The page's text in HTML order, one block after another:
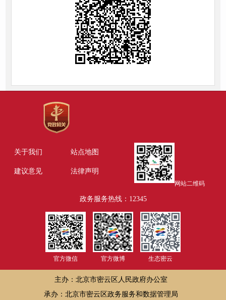
关于我们 站点地图
建议意见 法律声明
网站二维码
政务服务热线：12345
官方微信 官方微博 生态密云
主办：北京市密云区人民政府办公室
承办：北京市密云区政务服务和数据管理局